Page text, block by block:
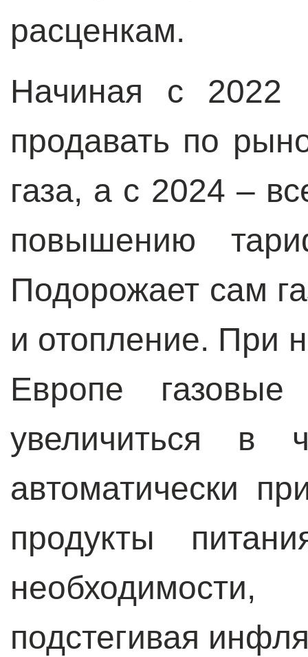
расценкам.
Начиная с 2022
продавать по
газа, а с 2024 –
повышению
Подорожает сам
и отопление. При
Европе
увеличиться в
автоматически
продукты
подстегивая